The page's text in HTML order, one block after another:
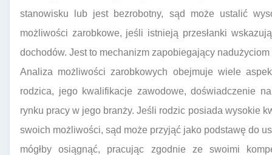
stanowisku lub jest bezrobotny, sąd może ustalić
możliwości zarobkowe, jeśli istnieją przesłanki
dochodów. Jest to mechanizm zapobiegający
Analiza możliwości zarobkowych obejmuje wiele
rodzica, jego kwalifikacje zawodowe, doświadczenie
rynku pracy w jego branży. Jeśli rodzic posiada wysokie
swoich możliwości, sąd może przyjąć jako podstawę do
mógłby osiągnąć, pracując zgodnie ze swoimi